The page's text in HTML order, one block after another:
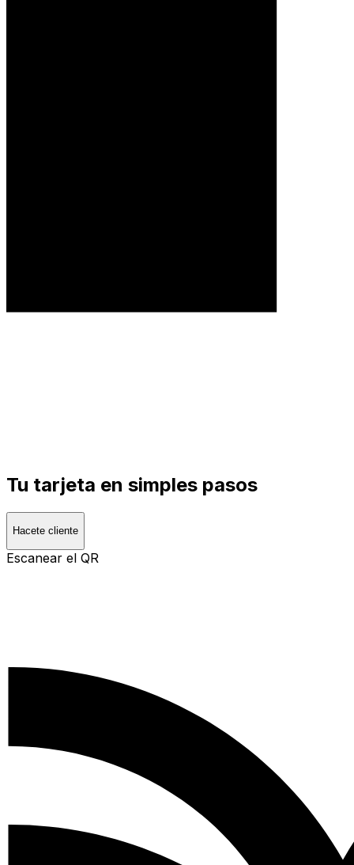
Tu tarjeta en simples pasos
Hacete cliente
Escanear el QR